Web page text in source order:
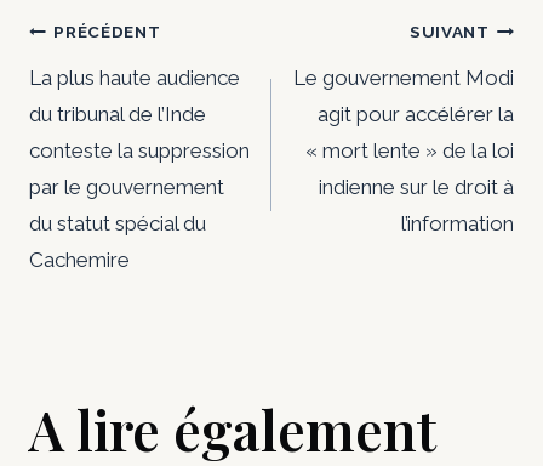
Navigation
de
l’article
PRÉCÉDENT
La plus haute audience
du tribunal de l’Inde
conteste la suppression
par le gouvernement
du statut spécial du
Cachemire
SUIVANT
Le gouvernement Modi
agit pour accélérer la
« mort lente » de la loi
indienne sur le droit à
l’information
A lire également